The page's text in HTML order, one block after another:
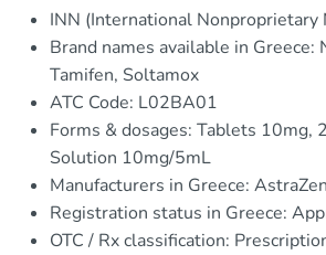
INN (International Nonproprietary
Brand names available in Greece:
Tamifen, Soltamox
ATC Code: L02BA01
Forms & dosages: Tablets 10mg,
Solution 10mg/5mL
Manufacturers in Greece:
Registration status in Greece:
OTC / Rx classification: